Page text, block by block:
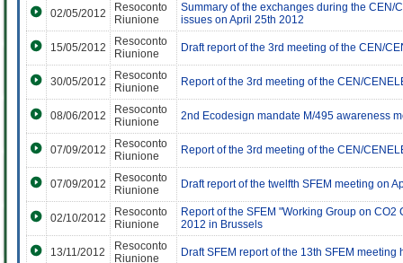
02/05/2012
Resoconto
Riunione
Summary of the exchanges during the CEN/
issues on April 25th 2012
15/05/2012
Resoconto
Riunione
Draft report of the 3rd meeting of the CEN/
30/05/2012
Resoconto
Riunione
Report of the 3rd meeting of the CEN/
08/06/2012
Resoconto
Riunione
2nd Ecodesign mandate M/495 awareness
07/09/2012
Resoconto
Riunione
Report of the 3rd meeting of the CEN/
07/09/2012
Resoconto
Riunione
Draft report of the twelfth SFEM meeting on
02/10/2012
Resoconto
Riunione
Report of the SFEM "Working Group on
2012 in Brussels
13/11/2012
Resoconto
Riunione
Draft SFEM report of the 13th SFEM